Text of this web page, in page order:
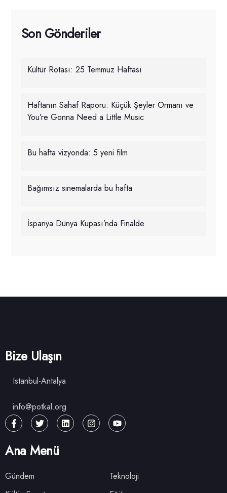
Son Gönderiler
Kültür Rotası: 25 Temmuz Haftası
Haftanın Sahaf Raporu: Küçük Şeyler Ormanı ve
You’re Gonna Need a Little Music
Bu hafta vizyonda: 5 yeni film
Bağımsız sinemalarda bu hafta
İspanya Dünya Kupası’nda Finalde
Bize Ulaşın
Istanbul-Antalya
info@potkal.org
Ana Menü
Gündem
Teknoloji